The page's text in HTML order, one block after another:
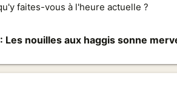
faites-vous à l'heure actuelle ?
: Les nouilles aux haggis sonne